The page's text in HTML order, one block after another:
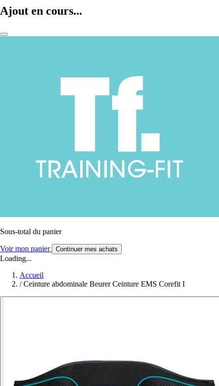
Ajout en cours...
Sous-total du panier
Voir mon panier Continuer mes achats
Loading...
Accueil
/ Ceinture abdominale Beurer Ceinture EMS Corefit I